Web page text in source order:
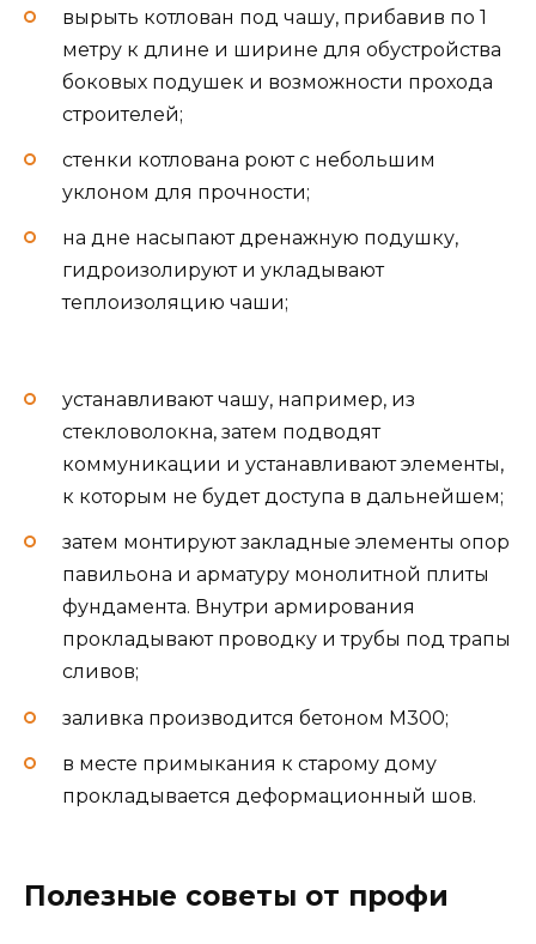
вырыть котлован под чашу, прибавив по 1
метру к длине и ширине для обустройства
боковых подушек и возможности прохода
строителей;
стенки котлована роют с небольшим
уклоном для прочности;
на дне насыпают дренажную подушку,
гидроизолируют и укладывают
теплоизоляцию чаши;
устанавливают чашу, например, из
стекловолокна, затем подводят
коммуникации и устанавливают элементы,
к которым не будет доступа в дальнейшем;
затем монтируют закладные элементы опор
павильона и арматуру монолитной плиты
фундамента. Внутри армирования
прокладывают проводку и трубы под трапы
сливов;
заливка производится бетоном М300;
в месте примыкания к старому дому
прокладывается деформационный шов.
Полезные советы от профи